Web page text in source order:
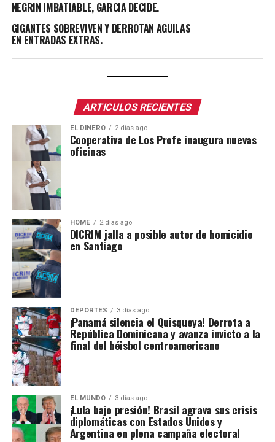
NEGRÍN IMBATIABLE, GARCÍA DECIDE.
GIGANTES SOBREVIVEN Y DERROTAN ÁGUILAS
EN ENTRADAS EXTRAS.
ARTICULOS RECIENTES
EL DINERO 2 días ago
Cooperativa de Los Profe inaugura nuevas
oficinas
HOME 2 días ago
DICRIM jalla a posible autor de homicidio
en Santiago
DEPORTES 3 días ago
¡Panamá silencia el Quisqueya! Derrota a
República Dominicana y avanza invicto a la
final del béisbol centroamericano
EL MUNDO 3 días ago
¡Lula bajo presión! Brasil agrava sus crisis
diplomáticas con Estados Unidos y
Argentina en plena campaña electoral